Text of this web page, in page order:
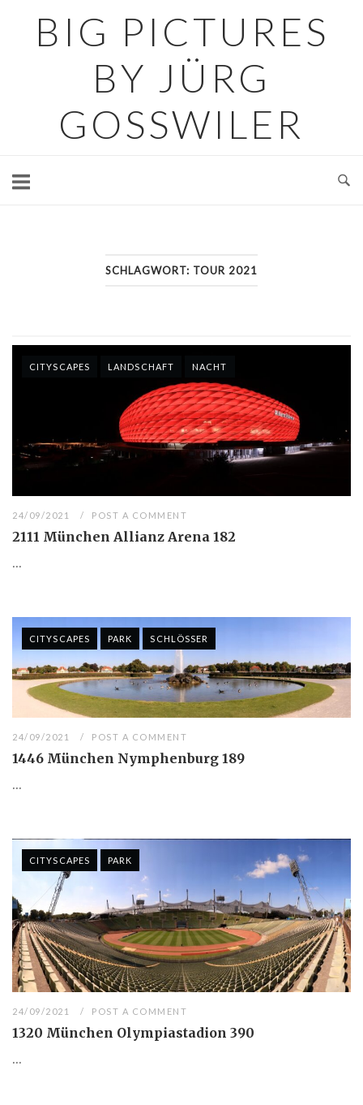
BIG PICTURES
BY JÜRG
GOSSWILER
SCHLAGWORT: TOUR 2021
CITYSCAPES LANDSCHAFT NACHT
24/09/2021 POST A COMMENT
2111 München Allianz Arena 182
...
CITYSCAPES PARK SCHLÖSSER
24/09/2021 POST A COMMENT
1446 München Nymphenburg 189
...
CITYSCAPES PARK
24/09/2021 POST A COMMENT
1320 München Olympiastadion 390
...